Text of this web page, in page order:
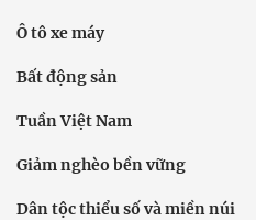
Ô tô xe máy
Bất động sản
Tuần Việt Nam
Giảm nghèo bền vững
Dân tộc thiểu số và miền núi